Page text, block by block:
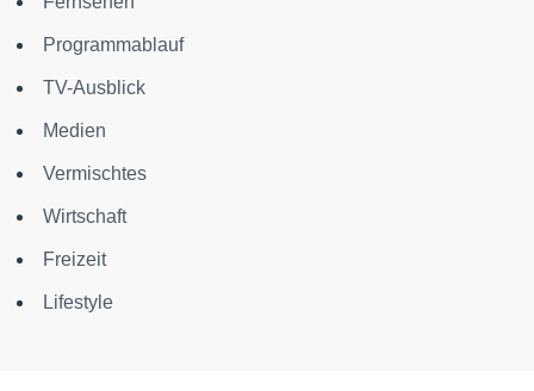
Programmablauf
TV-Ausblick
Medien
Vermischtes
Wirtschaft
Freizeit
Lifestyle